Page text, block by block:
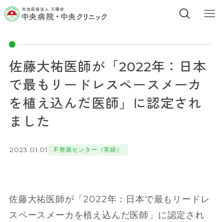
佐藤大祐医師が「2022年：日本
で最もリードレスペースメーカ
を植え込んだ医師」に認定され
ました
不整脈センター（実績）
2023.01.01
佐藤大祐医師が「2022年：日本で最もリードレ
スペースメーカを植え込んだ医師」に認定され